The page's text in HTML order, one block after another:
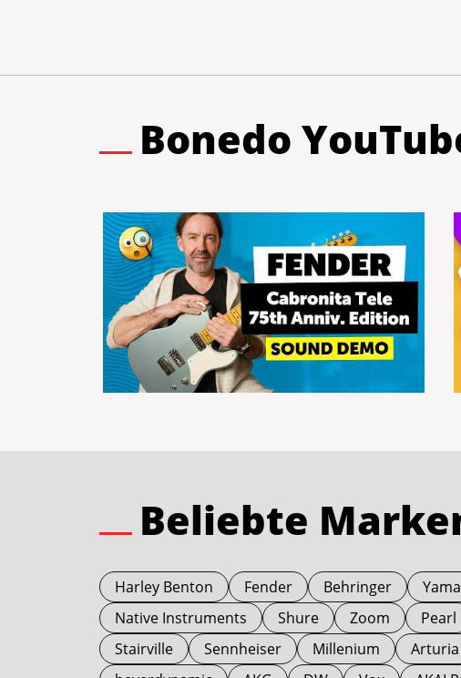
Bonedo
Beliebte
Harley Benton Fender Behringer
Native Instruments
Shure Zoom Pearl
Stairville
Sennheiser Millenium Arturia